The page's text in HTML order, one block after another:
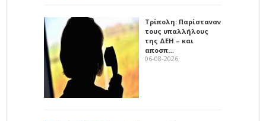
Τρίπολη: Παρίσταναν
τους υπαλλήλους
της ΔΕΗ – και
αποσπ…
06-08-2026